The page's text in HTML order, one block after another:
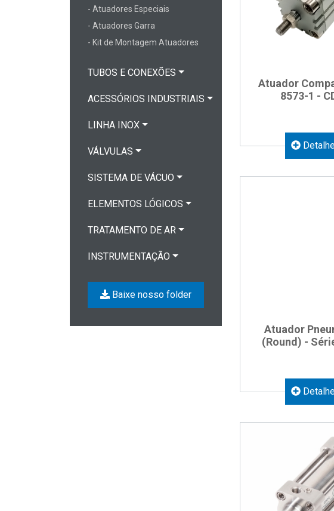
- Atuadores Especiais
- Atuadores Garra
- Kit de Montagem Atuadores
TUBOS E CONEXÕES
ACESSÓRIOS INDUSTRIAIS
LINHA INOX
VÁLVULAS
SISTEMA DE VÁCUO
ELEMENTOS LÓGICOS
TRATAMENTO DE AR
INSTRUMENTAÇÃO
Baixe nosso folder
Atuador
8573-1 -
Atuador
(Round) -